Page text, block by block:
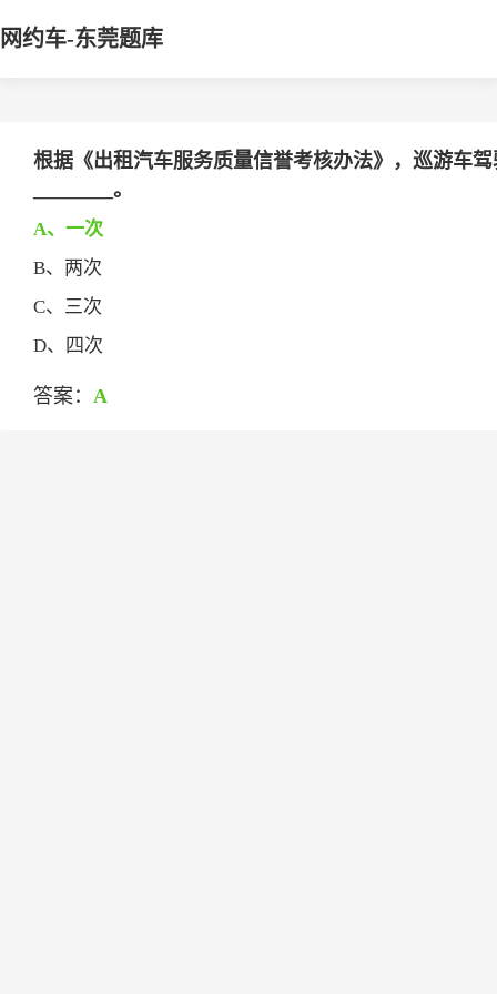
网约车-东莞题库
根据《出租汽车服务质量信誉考核办法》，巡游车
________。
A、一次
B、两次
C、三次
D、四次
答案： A